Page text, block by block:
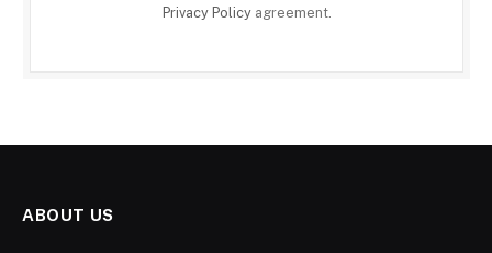
Privacy Policyagreement.
ABOUT US